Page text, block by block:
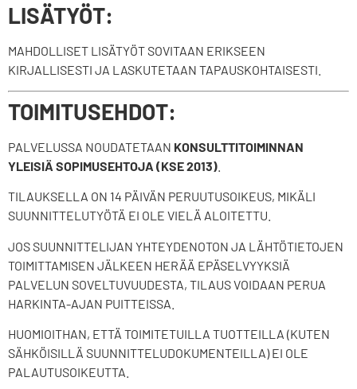
LISÄTYÖT:
MAHDOLLISET LISÄTYÖT SOVITAAN ERIKSEEN
KIRJALLISESTI JA LASKUTETAAN TAPAUSKOHTAISESTI.
TOIMITUSEHDOT:
PALVELUSSA NOUDATETAAN KONSULTTITOIMINNAN
YLEISIÄ SOPIMUSEHTOJA (KSE 2013)
TILAUKSELLA ON 14 PÄIVÄN PERUUTUSOIKEUS, MIKÄLI
SUUNNITTELUTYÖTÄ EI OLE VIELÄ ALOITETTU.
JOS SUUNNITTELIJAN YHTEYDENOTON JA LÄHTÖTIETOJEN
TOIMITTAMISEN JÄLKEEN HERÄÄ EPÄSELVYYKSIÄ
PALVELUN SOVELTUVUUDESTA, TILAUS VOIDAAN PERUA
HARKINTA-AJAN PUITTEISSA.
HUOMIOITHAN, ETTÄ TOIMITETUILLA TUOTTEILLA (KUTEN
SÄHKÖISILLÄ SUUNNITTELUDOKUMENTEILLA) EI OLE
PALAUTUSOIKEUTTA.